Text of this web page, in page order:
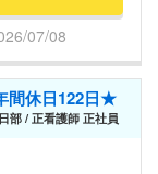
07/08
間休日122日★
部 / 正看護師 正社員